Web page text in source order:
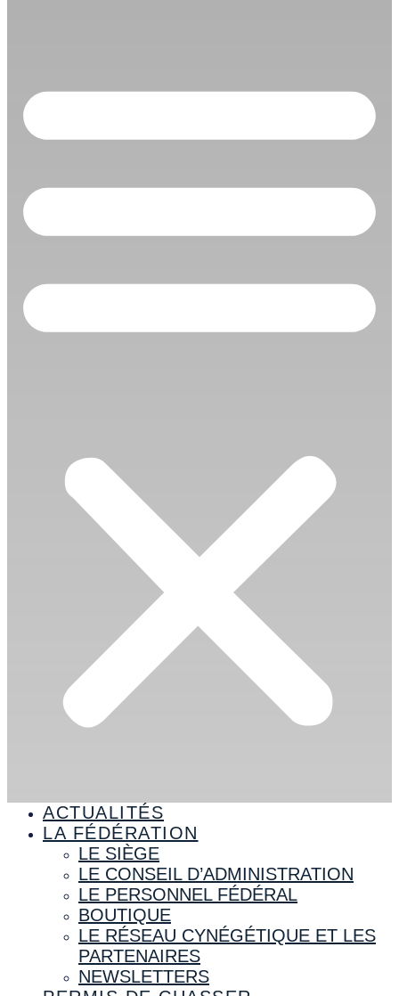
ACTUALITÉS
LA FÉDÉRATION
LE SIÈGE
LE CONSEIL D’ADMINISTRATION
LE PERSONNEL FÉDÉRAL
BOUTIQUE
LE RÉSEAU CYNÉGÉTIQUE ET LES
PARTENAIRES
NEWSLETTERS